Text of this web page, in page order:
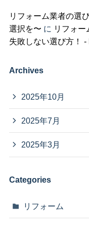
リフォーム業者の選
選択を〜 に リフォー
失敗しない選び方！
Archives
2025年10月
2025年7月
2025年3月
Categories
リフォーム